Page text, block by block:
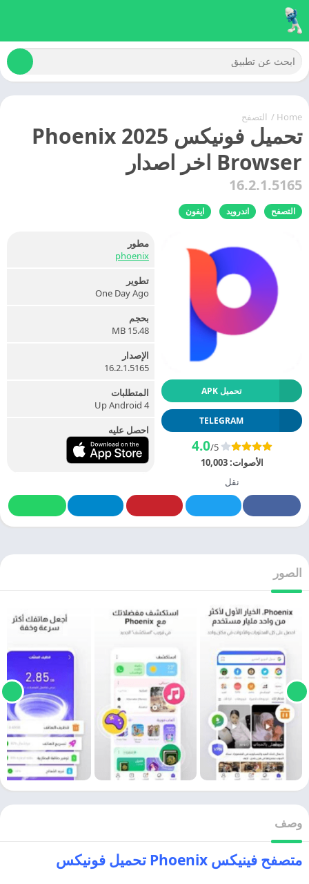
Home
/ التصفح
تحميل فونيكس 2025 Phoenix
Browser اخر اصدار
16.2.1.5165
التصفح اندرويد ايفون
تحميل APK
TELEGRAM
4.0/5
الأصوات:10,003
نقل
مطور
phoenix
تطوير
One Day Ago
بحجم
15.48 MB
الإصدار
16.2.1.5165
المتطلبات
Up Android 4
احصل عليه
الصور
وصف
متصفح فينيكس Phoenix تحميل فونيكس